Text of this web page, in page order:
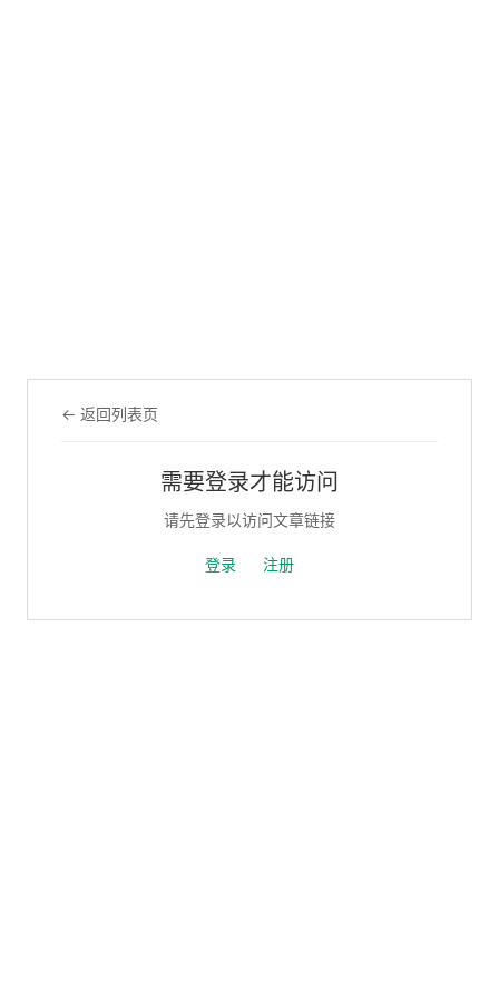
← 返回列表页
需要登录才能访问
请先登录以访问文章链接
登录 注册